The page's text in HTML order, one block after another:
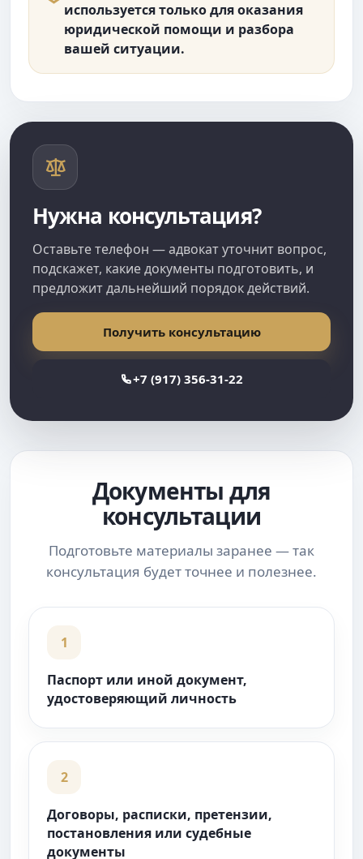
используется только для оказания
юридической помощи и разбора
вашей ситуации.
Нужна консультация?
Оставьте телефон — адвокат уточнит вопрос,
подскажет, какие документы подготовить, и
предложит дальнейший порядок действий.
Получить консультацию
+7 (917) 356-31-22
Документы для
консультации
Подготовьте материалы заранее — так
консультация будет точнее и полезнее.
1
Паспорт или иной документ,
удостоверяющий личность
2
Договоры, расписки, претензии,
постановления или судебные
документы